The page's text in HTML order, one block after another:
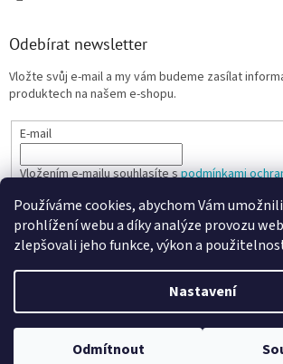
Používáme cookies, abychom Vám
prohlížení webu a díky analýze provozu
zlepšovali jeho funkce, výkon a
Nastavení
Odmítnout
Odebírat newsletter
Vložte svůj e-mail a my vám budeme zasílat
produktech na našem e-shopu.
E-mail
Vložením e-mailu souhlasíte spodmínkami
PŘIHLÁSIT SE
Vytvořil Shoptet
Copyright 2026SPANARIO . Všechna